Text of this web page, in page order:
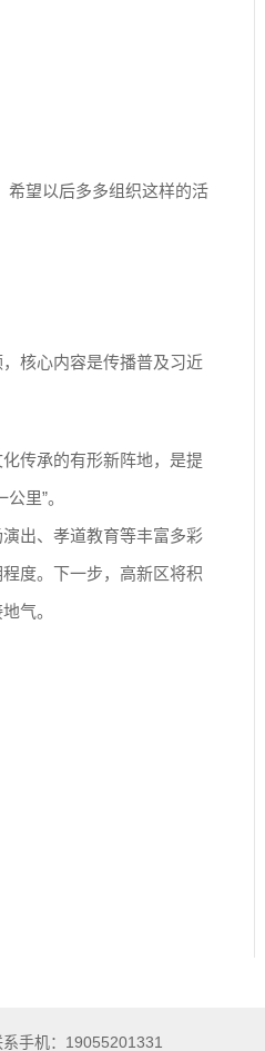
希望以后多多组织这样的活
核心内容是传播普及习近
传承的有形新阵地，是提
里”。
出、孝道教育等丰富多彩
度。下一步，高新区将积
气。
手机：19055201331